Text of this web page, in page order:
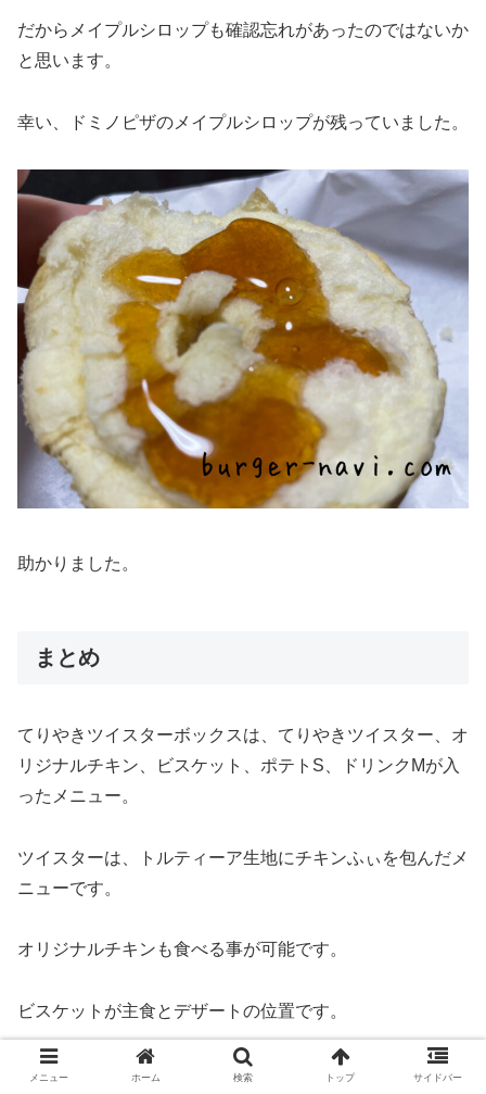
だからメイプルシロップも確認忘れがあったのではないか
と思います。
幸い、ドミノピザのメイプルシロップが残っていました。
助かりました。
まとめ
てりやきツイスターボックスは、てりやきツイスター、オ
リジナルチキン、ビスケット、ポテトS、ドリンクMが入
ったメニュー。
ツイスターは、トルティーア生地にチキンふぃを包んだメ
ニューです。
オリジナルチキンも食べる事が可能です。
ビスケットが主食とデザートの位置です。
メニュー ホーム 検索 トップ サイドバー